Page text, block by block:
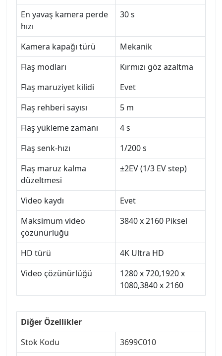
En yavaş kamera perde
hızı
30 s
Kamera kapağı türü
Mekanik
Flaş modları
Kırmızı göz azaltma
Flaş maruziyet kilidi
Evet
Flaş rehberi sayısı
5 m
Flaş yükleme zamanı
4 s
Flaş senk-hızı
1/200 s
Flaş maruz kalma
düzeltmesi
±2EV (1/3 EV step)
Video kaydı
Evet
Maksimum video
çözünürlüğü
3840 x 2160 Piksel
HD türü
4K Ultra HD
Video çözünürlüğü
1280 x 720,1920 x
1080,3840 x 2160
Diğer Özellikler
Stok Kodu
3699C010